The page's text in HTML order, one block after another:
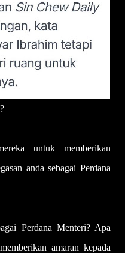
untuk memberikan
anda sebagai Perdana
Perdana Menteri? Apa
amaran kepada